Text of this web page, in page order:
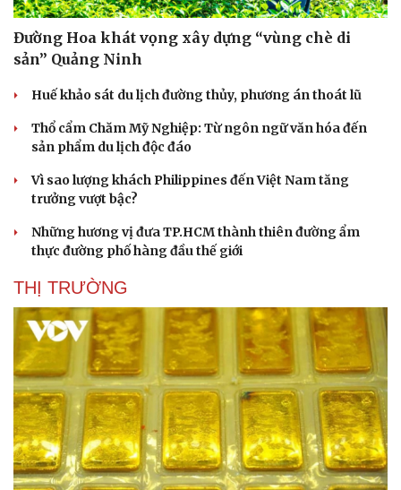
Đường Hoa khát vọng xây dựng “vùng chè di
sản” Quảng Ninh
Huế khảo sát du lịch đường thủy, phương án thoát lũ
Thổ cẩm Chăm Mỹ Nghiệp: Từ ngôn ngữ văn hóa đến
sản phẩm du lịch độc đáo
Vì sao lượng khách Philippines đến Việt Nam tăng
trưởng vượt bậc?
Những hương vị đưa TP.HCM thành thiên đường ẩm
thực đường phố hàng đầu thế giới
THỊ TRƯỜNG